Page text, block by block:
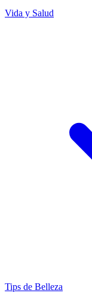
Vida y Salud
Tips de Belleza